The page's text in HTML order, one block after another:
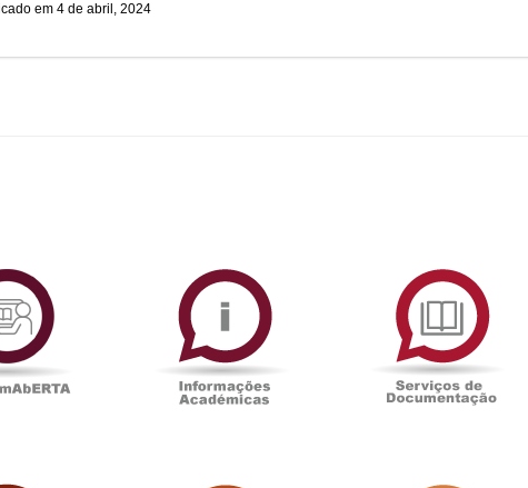
4 de abril, 2024
PlataformAberta
Académicas